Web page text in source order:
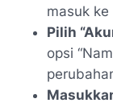
masuk
Pilih
opsi